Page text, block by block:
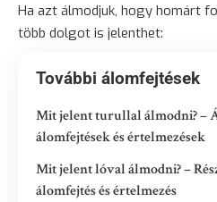
Ha azt álmodjuk, hogy homárt
több dolgot is jelenthet:
További álomfejtések
Mit jelent turullal álmodni? –
álomfejtések és értelmezések
Mit jelent lóval álmodni? –
álomfejtés és értelmezés